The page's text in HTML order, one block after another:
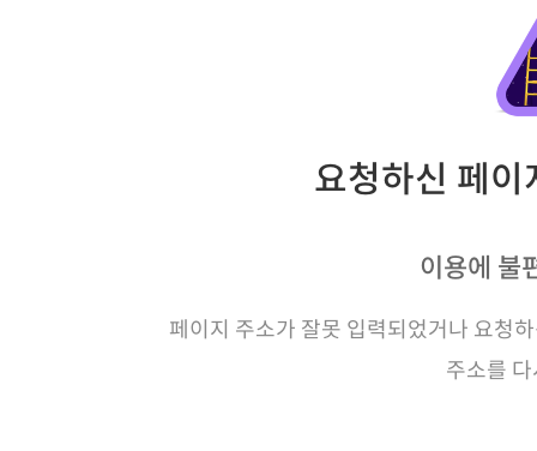
요청하신 페
이용에 불
페이지 주소가 잘못 입력되었거나 요청
주소를